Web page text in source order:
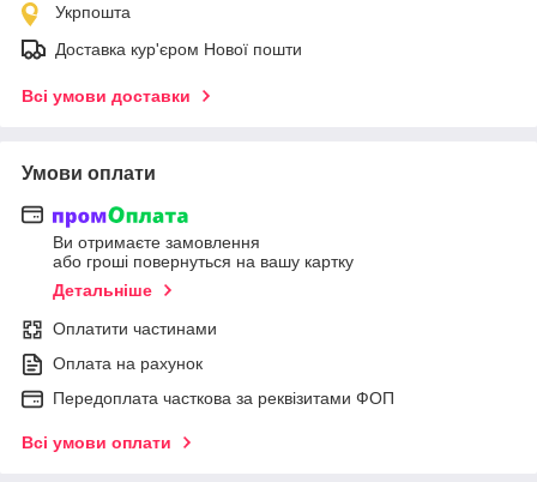
Укрпошта
Доставка кур'єром Нової пошти
Всі умови доставки
Умови оплати
Ви отримаєте замовлення
або гроші повернуться на вашу картку
Детальніше
Оплатити частинами
Оплата на рахунок
Передоплата часткова за реквізитами ФОП
Всі умови оплати